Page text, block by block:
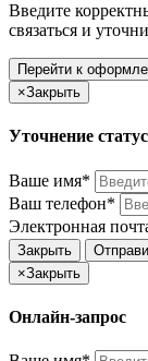
Введите
связаться и
Перейти к
×Закрыть
Уточнение
Ваше имя*
Ваш телефон*
Электронная
Закрыть
×Закрыть
Онлайн-запрос